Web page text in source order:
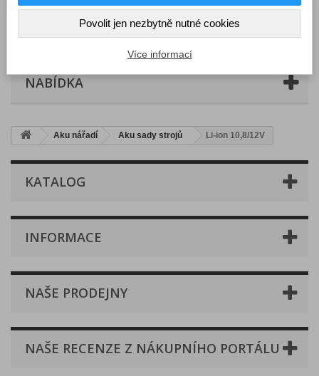
Košík (prázdný)
NABÍDKA
Aku nářadí Aku sady strojů Li-ion 10,8/12V
KATALOG
INFORMACE
NAŠE PRODEJNY
NAŠE RECENZE Z NÁKUPNÍHO PORTÁLU
Povolit jen nezbytně nutné cookies
Více informací